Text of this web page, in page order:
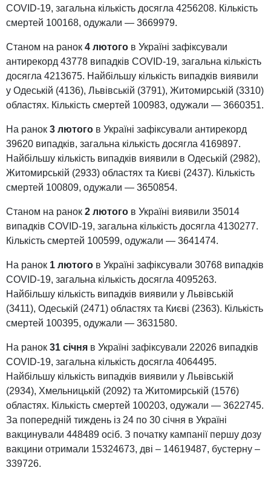
COVID-19, загальна кількість досягла 4256208. Кількість
смертей 100168, одужали — 3669979.
Станом на ранок 4 лютого в Україні зафіксували
антирекорд 43778 випадків COVID-19, загальна кількість
досягла 4213675. Найбільшу кількість випадків виявили
у Одеській (4136), Львівській (3791), Житомирській (3310)
областях. Кількість смертей 100983, одужали — 3660351.
На ранок 3 лютого в Україні зафіксували антирекорд
39620 випадків, загальна кількість досягла 4169897.
Найбільшу кількість випадків виявили в Одеській (2982),
Житомирській (2933) областях та Києві (2437). Кількість
смертей 100809, одужали — 3650854.
Станом на ранок 2 лютого в Україні виявили 35014
випадків COVID-19, загальна кількість досягла 4130277.
Кількість смертей 100599, одужали — 3641474.
На ранок 1 лютого в Україні зафіксували 30768 випадків
COVID-19, загальна кількість досягла 4095263.
Найбільшу кількість випадків виявили у Львівській
(3411), Одеській (2471) областях та Києві (2363). Кількість
смертей 100395, одужали — 3631580.
На ранок 31 січня в Україні зафіксували 22026 випадків
COVID-19, загальна кількість досягла 4064495.
Найбільшу кількість випадків виявили у Львівській
(2934), Хмельницькій (2092) та Житомирській (1576)
областях. Кількість смертей 100203, одужали — 3622745.
За попередній тиждень із 24 по 30 січня в Україні
вакцинували 448489 осіб. З початку кампанії першу дозу
вакцини отримали 15324673, дві – 14619487, бустерну –
339726.